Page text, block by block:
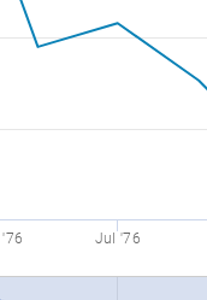
Jul '76